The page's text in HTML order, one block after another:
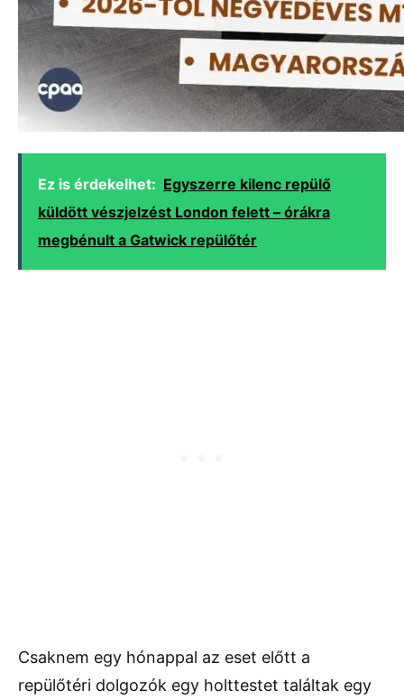
Ez is érdekelhet: Egyszerre kilenc repülő
küldött vészjelzést London felett – órákra
megbénult a Gatwick repülőtér
Csaknem egy hónappal az eset előtt a
repülőtéri dolgozók egy holttestet találtak egy